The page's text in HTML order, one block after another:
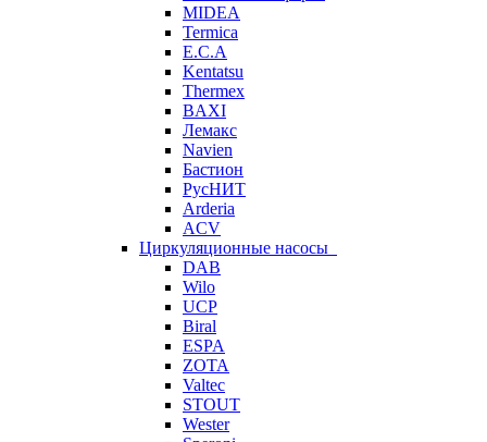
MIDEA
Termica
E.C.A
Kentatsu
Thermex
BAXI
Лемакс
Navien
Бастион
РусНИТ
Arderia
ACV
Циркуляционные насосы
DAB
Wilo
UCP
Biral
ESPA
ZOTA
Valtec
STOUT
Wester